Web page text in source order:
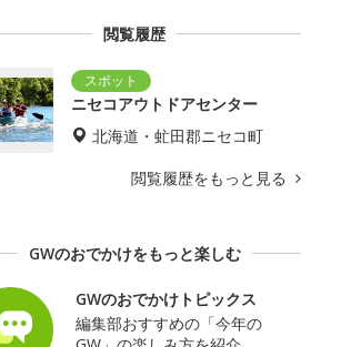
閲覧履歴
ニセコアウトドアセンター
北海道・虻田郡ニセコ町
閲覧履歴をもっと見る
GWのおでかけをもっと楽しむ
GWのおでかけトピックス
編集部おすすめの「今年の